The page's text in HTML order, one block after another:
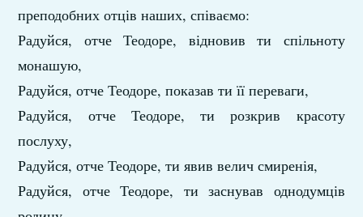
преподобних отців наших, співаємо:
Радуйся, отче Теодоре, відновив ти спільноту
монашую,
Радуйся, отче Теодоре, показав ти її переваги,
Радуйся, отче Теодоре, ти розкрив красоту
послуху,
Радуйся, отче Теодоре, ти явив велич смиренія,
Радуйся, отче Теодоре, ти заснував однодумців